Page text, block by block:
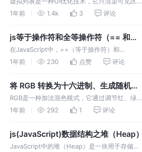
实现虚拟滚动列表、react-virtualized
的数据项，而不是一次性渲染全部数据。这样可
验。
1年前 1.4k 3 评论
js等于操作符和全等操作符（== 和
===）的区别，在什么情况下使用
在JavaScript中，==（等于操作符）和
===（全等操作符）都是用来比较两个值是否相
1年前 230 点赞 评论
将 RGB 转换为十六进制、生成随机十
六进制
RGB是一种加法混色模式，它通过调节红、绿、
蓝三个颜色通道的亮度来混合出各种颜色。对于
道对应的颜色分量没有亮度，255表示达到最大
亮度。
1年前 292 1 评论
js(JavaScript)数据结构之堆（Heap）
JavaScript中的堆（Heap）是一块用于存储动